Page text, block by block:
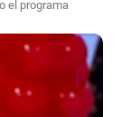
el programa